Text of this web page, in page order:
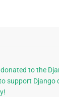
donated to the
support Django